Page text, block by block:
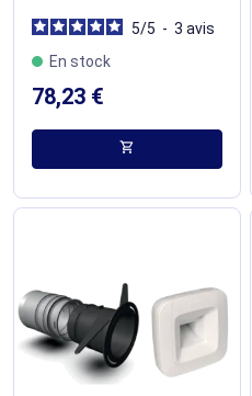
5/5 - 3 avis
En stock
78,23 €
shopping_cart